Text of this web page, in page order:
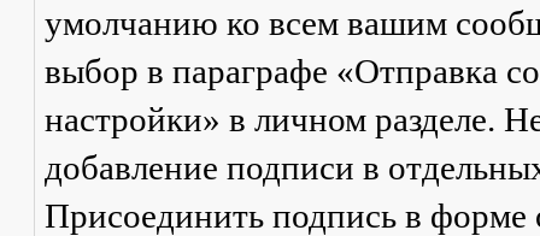
умолчанию ко всем вашим
выбор в параграфе «Отправка
настройки» в личном разделе.
добавление подписи в
Присоединить подпись в форме